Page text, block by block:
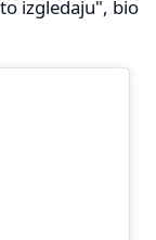
izgledaju", bio